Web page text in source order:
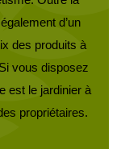
d’un
des produits à
vous disposez
est le jardinier à
propriétaires.